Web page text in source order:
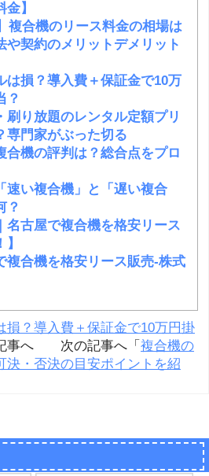
】
複合機のリース料金の相場は
や契約のメリットデメリット
は損？導入費＋保証金で10万
？
刷り放題のレンタル定額プリ
専門家がぶった切る
合機の評判は？総合点をプロ
速い複合機」と「遅い複合
？
名古屋で複合機を格安リース
複合機を格安リース販売-株式
損？導入費＋保証金で10万円掛
事へ 次の記事へ「 複合機の
決・否決の目安ポイントを紹